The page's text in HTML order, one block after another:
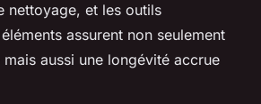
nettoyage, et les outils
assurent non seulement
aussi une longévité accrue